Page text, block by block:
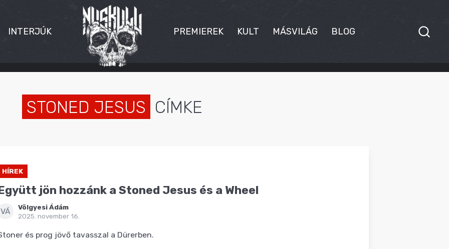
INTERJÚK PREMIEREK KULT MÁSVILÁG BLOG
STONED JESUS CÍMKE
HÍREK
jön hozzánk a Stoned Jesus és a Wheel
VÁ
Völgyesi Ádám
2025. november 16.
és prog jövő tavasszal a Dürerben.